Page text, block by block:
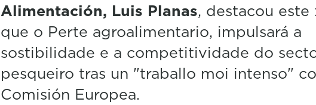
Alimentación, Luis Planas, destacou este
que o Perte agroalimentario, impulsará a
sostibilidade e a competitividade do
pesqueiro tras un "traballo moi intenso"
Comisión Europea.